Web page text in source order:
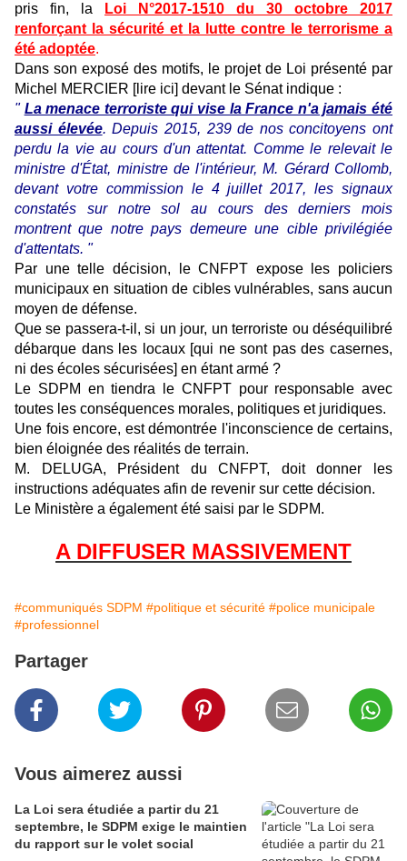
pris fin, la
Loi N°2017-1510 du 30 octobre 2017
renforçant la sécurité et la lutte contre le terrorisme a
été adoptée.
Dans son exposé des motifs, le projet de Loi présenté par
Michel MERCIER [lire ici] devant le Sénat indique :
" La menace terroriste qui vise la France n'a jamais été
aussi élevée. Depuis 2015, 239 de nos concitoyens ont
perdu la vie au cours d'un attentat. Comme le relevait le
ministre d'État, ministre de l'intérieur, M. Gérard Collomb,
devant votre commission le 4 juillet 2017, les signaux
constatés sur notre sol au cours des derniers mois
montrent que notre pays demeure une cible privilégiée
d'attentats. "
Par une telle décision, le CNFPT expose les policiers
municipaux en situation de cibles vulnérables, sans aucun
moyen de défense.
Que se passera-t-il, si un jour, un terroriste ou déséquilibré
débarque dans les locaux [qui ne sont pas des casernes,
ni des écoles sécurisées] en étant armé ?
Le SDPM en tiendra le CNFPT pour responsable avec
toutes les conséquences morales, politiques et juridiques.
Une fois encore, est démontrée l'inconscience de certains,
bien éloignée des réalités de terrain.
M. DELUGA, Président du CNFPT, doit donner les
instructions adéquates afin de revenir sur cette décision.
Le Ministère a également été saisi par le SDPM.
A DIFFUSER MASSIVEMENT
#communiqués SDPM #politique et sécurité #police municipale
#professionnel
Partager
Vous aimerez aussi
La Loi sera étudiée a partir du 21
septembre, le SDPM exige le maintien
du rapport sur le volet social